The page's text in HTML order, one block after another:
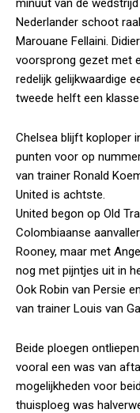
minuut van de
Nederlander schoot
Marouane Fellaini.
voorsprong gezet met
redelijk gelijkwaardige
tweede helft een
Chelsea blijft koploper
punten voor op
van trainer Ronald
United is achtste.
United begon op Old
Colombiaanse
Rooney, maar met
nog met pijntjes uit in
Ook Robin van Persie
van trainer Louis van
Beide ploegen
vooral een was van
mogelijkheden voor
thuisploeg was